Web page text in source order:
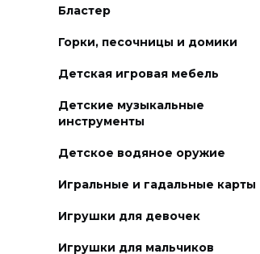
Бластер
Горки, песочницы и домики
Детская игровая мебель
Детские музыкальные
инструменты
Детское водяное оружие
Игральные и гадальные карты
Игрушки для девочек
Игрушки для мальчиков